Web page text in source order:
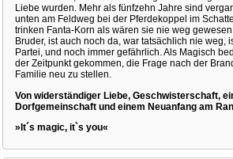
Liebe wurden. Mehr als fünfzehn Jahre sind
unten am Feldweg bei der Pferdekoppel im
trinken Fanta-Korn als wären sie nie weg
Bruder, ist auch noch da, war tatsächlich nie weg,
Partei, und noch immer gefährlich. Als Magisch
der Zeitpunkt gekommen, die Frage nach der
Familie neu zu stellen.
Von widerständiger Liebe, Geschwisterschaft,
Dorfgemeinschaft und einem Neuanfang am
»It´s magic, it`s you«